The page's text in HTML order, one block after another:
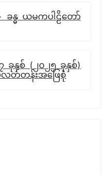
န္ဓ ယမကပါဠိတော်
ခုနှစ် (၂၀၂၅ ခုနှစ်)
လတ်တန်းအဖြေစုံ